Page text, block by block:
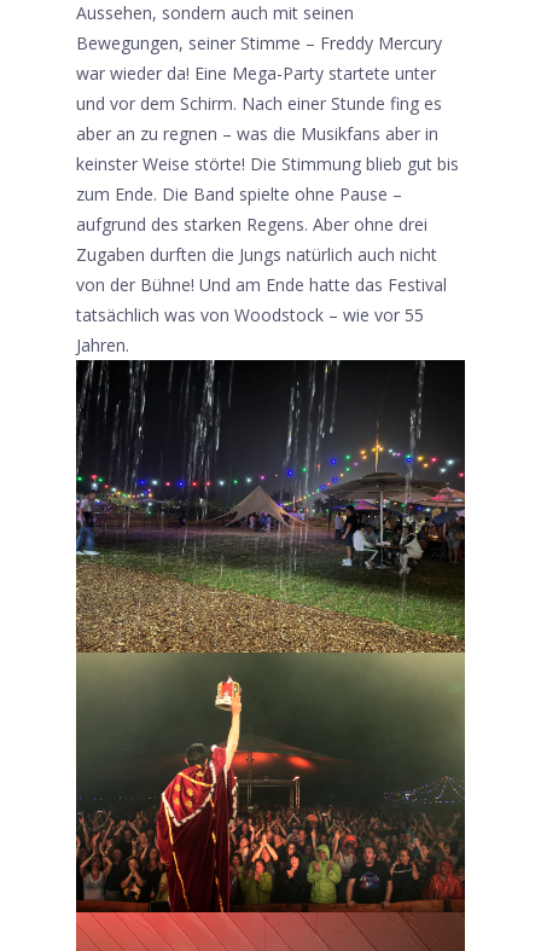
Aussehen, sondern auch mit seinen
Bewegungen, seiner Stimme – Freddy Mercury
war wieder da! Eine Mega-Party startete unter
und vor dem Schirm. Nach einer Stunde fing es
aber an zu regnen – was die Musikfans aber in
keinster Weise störte! Die Stimmung blieb gut bis
zum Ende. Die Band spielte ohne Pause –
aufgrund des starken Regens. Aber ohne drei
Zugaben durften die Jungs natürlich auch nicht
von der Bühne! Und am Ende hatte das Festival
tatsächlich was von Woodstock – wie vor 55
Jahren.